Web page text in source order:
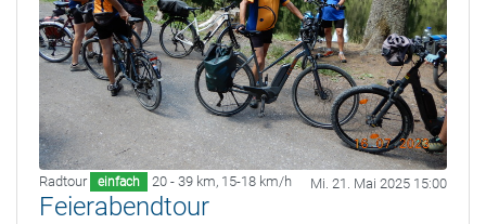
Radtour einfach 20 - 39 km, 15-18 km/h Mi. 21. Mai 2025 15:00
Feierabendtour